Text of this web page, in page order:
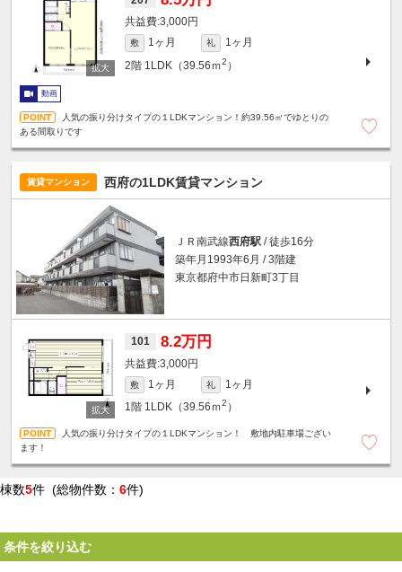
3,000円
敷 1ヶ月 礼
1ヶ月
2階 1LDK（39.56ｍ2 ）
動画
人気の振り分けタイプの１LDKマンション！約39.56㎡でゆとりの
ある間取りです
賃貸マンション 西府の1LDK賃貸マンション
ＪＲ南武線西府駅 / 徒歩16分
築年月1993年6月 / 3階建
東京都府中市日新町3丁目
101 8.2万円
3,000円
敷 1ヶ月 礼
1ヶ月
1階 1LDK（39.56ｍ2 ）
人気の振り分けタイプの１LDKマンション！ 敷地内駐車場ござい
ます！
棟数5件 (総物件数： 6件)
条件を絞り込む